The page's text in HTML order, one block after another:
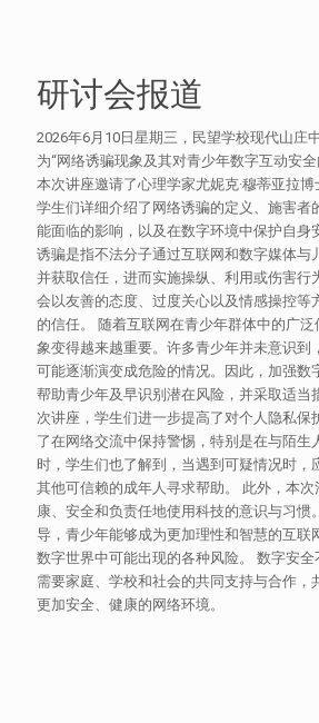
研讨会报道
2026年6月10日星期三，民望学校现代山庄
为“网络诱骗现象及其对青少年数字互动安全
本次讲座邀请了心理学家尤妮克·穆蒂亚拉
学生们详细介绍了网络诱骗的定义、施害者
能面临的影响，以及在数字环境中保护自身
诱骗是指不法分子通过互联网和数字媒体与
并获取信任，进而实施操纵、利用或伤害行
会以友善的态度、过度关心以及情感操控等
的信任。 随着互联网在青少年群体中的广
象变得越来越重要。许多青少年并未意识到
可能逐渐演变成危险的情况。因此，加强数
帮助青少年及早识别潜在风险，并采取适当
次讲座，学生们进一步提高了对个人隐私保
了在网络交流中保持警惕，特别是在与陌生
时，学生们也了解到，当遇到可疑情况时，
其他可信赖的成年人寻求帮助。 此外，本
康、安全和负责任地使用科技的意识与习惯
导，青少年能够成为更加理性和智慧的互联
数字世界中可能出现的各种风险。 数字安
需要家庭、学校和社会的共同支持与合作，
更加安全、健康的网络环境。